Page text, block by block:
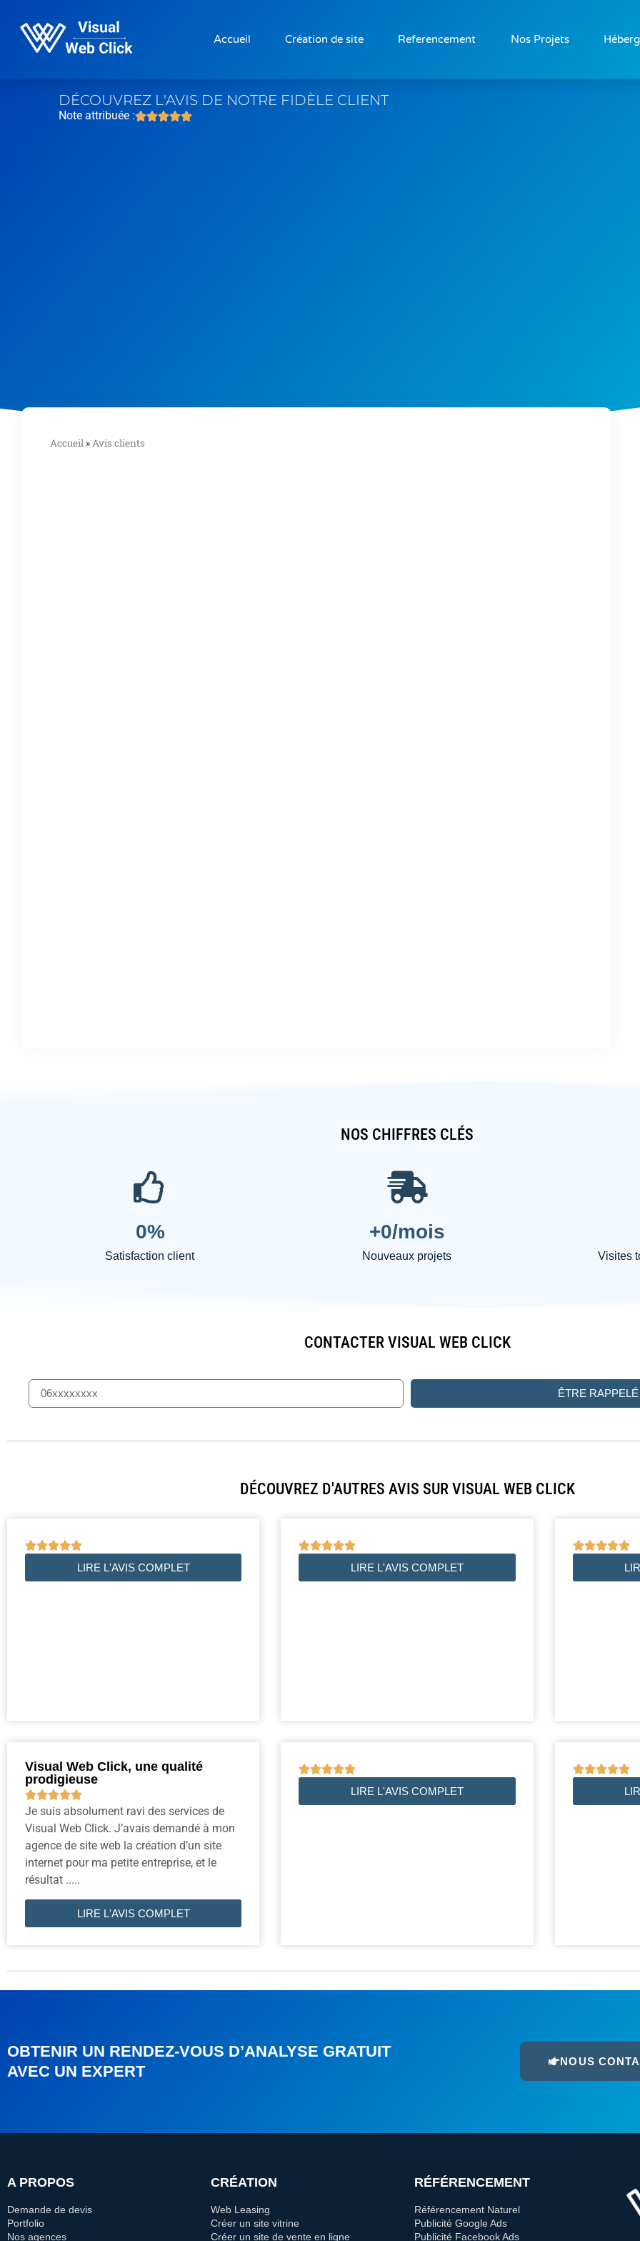
Accueil Création de site Referencement Nos Projets
DÉCOUVREZ L'AVIS DE NOTRE FIDÈLE CLIENT
Note attribuée :
Accueil »Avis clients
NOS CHIFFRES CLÉS
Satisfaction client
0%
Nouveaux projets
+0/mois
Visites
CONTACTER VISUAL WEB CLICK
ÊTRE RAPPELÉ
DÉCOUVREZ D'AUTRES AVIS SUR VISUAL WEB CLICK

LIRE L'AVIS COMPLET

LIRE L'AVIS COMPLET

Visual Web Click, une qualité
prodigieuse

Je suis absolument ravi des services de
Visual Web Click. J’avais demandé à mon
agence de site web la création d’un site
internet pour ma petite entreprise, et le
résultat .....
LIRE L'AVIS COMPLET

LIRE L'AVIS COMPLET

OBTENIR UN RENDEZ-VOUS D’ANALYSE GRATUIT
AVEC UN EXPERT
NOUS
A PROPOS
Demande de devis
Portfolio
Nos agences
CRÉATION
Web Leasing
Créer un site vitrine
Créer un site de vente en ligne
RÉFÉRENCEMENT
Référencement Naturel
Publicité Google Ads
Publicité Facebook Ads